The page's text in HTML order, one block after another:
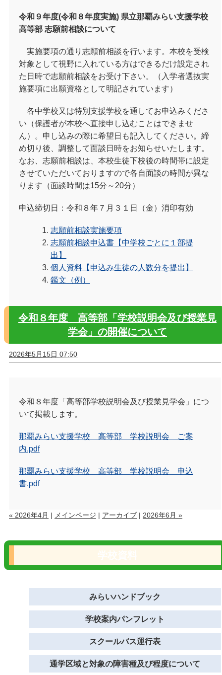
令和９年度(令和８年度実施) 県立那覇みらい支援学校
高等部 志願前相談について
実施要項の通り志願前相談を行います。本校を受検
対象として視野に入れている方はできるだけ設定され
た日時で志願前相談をお受け下さい。（入学者選抜実
施要項に出願資格として明記されています）
各中学校又は特別支援学校を通してお申込みくださ
い（保護者が本校へ直接申し込むことはできませ
ん）。申し込みの際に希望日も記入してください。締
め切り後、調整して面談日時をお知らせいたします。
なお、志願前相談は、本校生徒下校後の時間帯に設定
させていただいておりますので各自面談の時間が異な
ります（面談時間は15分～ 20分）
申込締切日：令和８年７月３１日（金）消印有効
志願前相談実施要項
志願前相談申込書【中学校ごとに１部提
出】
個人資料【申込み生徒の人数分を提出】
鑑文（例）
令和８年度 高等部「学校説明会及び授業見
学会」の開催について
2026年5月15日 07:50
令和８年度「高等部学校説明会及び授業見学会」につ
いて掲載します。
那覇みらい支援学校 高等部 学校説明会 ご案
内.pdf
那覇みらい支援学校 高等部 学校説明会 申込
書.pdf
« 2026年4月 | メインページ | アーカイブ | 2026年6月 »
みらいハンドブック
学校案内パンフレット
スクールバス運行表
通学区域と対象の障害種及び程度について